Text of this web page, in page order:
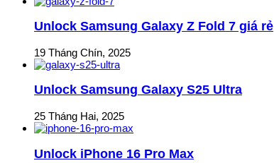
Unlock Samsung Galaxy Z Fold 7 giá rẻ
19 Tháng Chín, 2025
Unlock Samsung Galaxy S25 Ultra
25 Tháng Hai, 2025
Unlock iPhone 16 Pro Max